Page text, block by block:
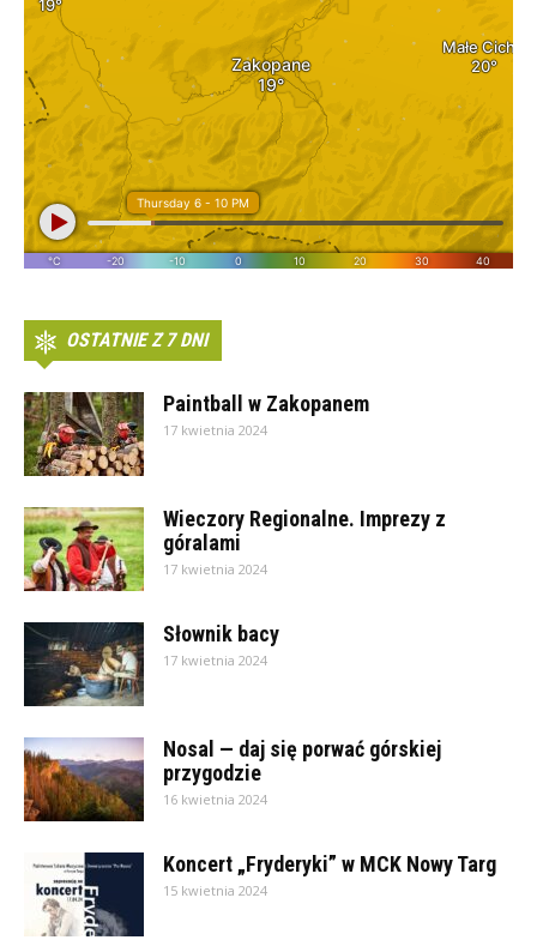
OSTATNIE Z 7 DNI
Paintball w Zakopanem
17 kwietnia 2024
Wieczory Regionalne. Imprezy z
góralami
17 kwietnia 2024
Słownik bacy
17 kwietnia 2024
Nosal — daj się porwać górskiej
przygodzie
16 kwietnia 2024
Koncert „Fryderyki” w MCK Nowy Targ
15 kwietnia 2024